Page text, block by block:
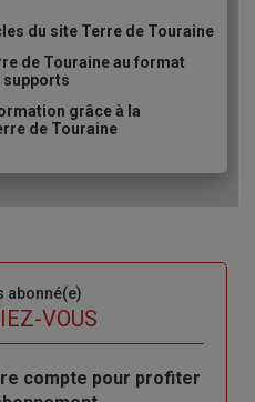
du site Terre de Touraine
de Touraine au format
supports
grâce à la
de Touraine
abonné(e)
VOUS
compte pour profiter